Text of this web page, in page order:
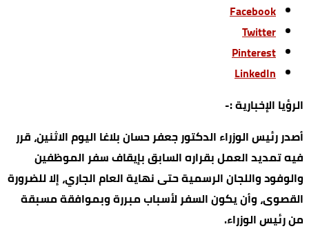
Facebook
Twitter
Pinterest
LinkedIn
الرؤيا الإخبارية :-
أصدر رئيس الوزراء الدكتور جعفر حسان بلاغا اليوم الاثنين، قرر
فيه تمديد العمل بقراره السابق بإيقاف سفر الموظفين
والوفود واللجان الرسمية حتى نهاية العام الجاري، إلا للضرورة
القصوى، وأن يكون السفر لأسباب مبررة وبموافقة مسبقة
من رئيس الوزراء.